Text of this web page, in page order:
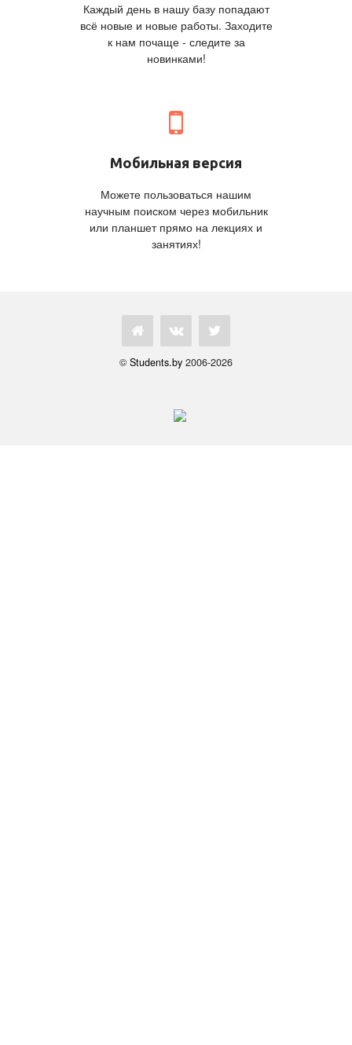
Каждый день в нашу базу попадают
всё новые и новые работы. Заходите
к нам почаще - следите за
новинками!
Мобильная версия
Можете пользоваться нашим
научным поиском через мобильник
или планшет прямо на лекциях и
занятиях!
© Students.by 2006-2026